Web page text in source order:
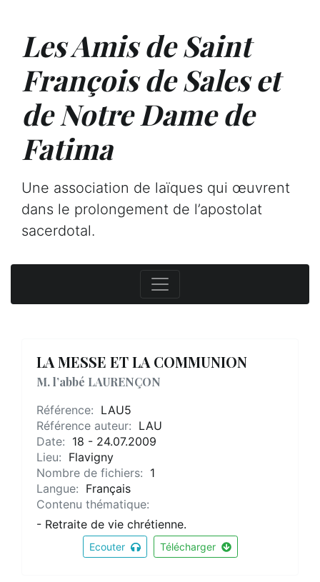
Les Amis de Saint
François de Sales et
de Notre Dame de
Fatima
Une association de laïques qui œuvrent
dans le prolongement de l’apostolat
sacerdotal.
LA MESSE ET LA COMMUNION
M. l’abbé LAURENÇON
Référence: LAU5
Référence auteur: LAU
Date: 18 - 24.07.2009
Lieu: Flavigny
Nombre de fichiers: 1
Langue: Français
Contenu thématique:
- Retraite de vie chrétienne.
Ecouter Télécharger